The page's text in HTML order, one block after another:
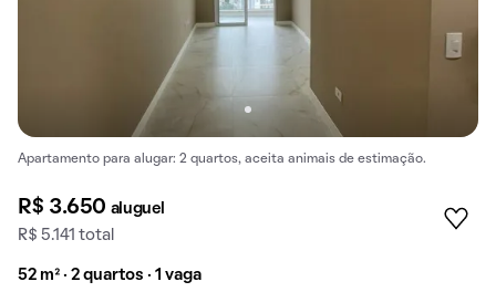
Apartamento para alugar: 2 quartos, aceita animais de estimação.
R$ 3.650 aluguel
R$ 5.141 total
52 m² · 2 quartos · 1 vaga